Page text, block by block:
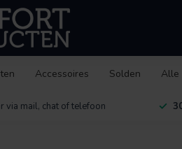
Accessoires Solden Alle
via mail, chat of telefoon